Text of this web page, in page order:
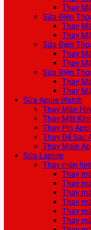
Thay
Sửa Điện
Thay
Thay
Sửa Điện
Thay
Thay
Sửa Điện
Thay
Thay
Sửa Apple Watch
Thay Màn
Thay Mặt
Thay Pin
Thay Đế Sạc
Thay Main
Sửa Laptop
Thay màn
Thay
Thay
Thay
Thay
Thay
Thay